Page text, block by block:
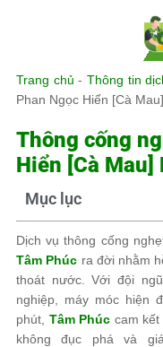
Trang chủ -Thông tin
Phan Ngọc Hiển [Cà
Thông cống
Hiển [Cà Mau]
Mục lục
Dịch vụ thông cống
Tâm Phúc ra đời nhằm
thoát nước. Với đội
nghiệp, máy móc hiện
phút, Tâm Phúc cam
không đục phá và